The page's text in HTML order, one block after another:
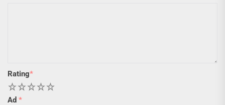
Rating*
5
4
3
2
Ad *